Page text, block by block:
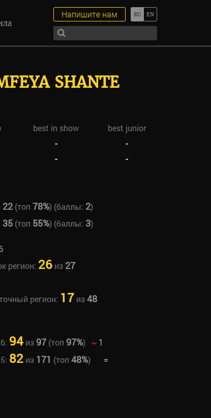
Напишите нам
SHANTE
best in show
best junior
-
-
- -
22(топ 78%) (баллы: 2)
35(топ 55%) (баллы: 3)
регион: 26из 27
регион: 17 из48
94из97(топ 97%)
1
82из 171 (топ 48%)
=